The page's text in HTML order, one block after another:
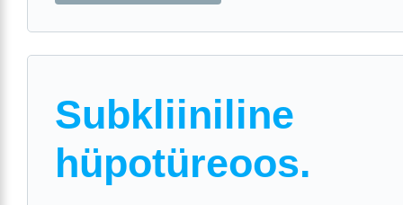
Subkliiniline
hüpotüreoos.